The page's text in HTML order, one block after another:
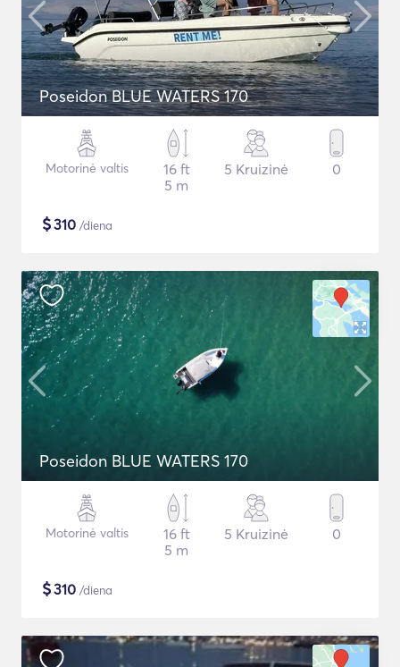
Poseidon BLUE WATERS 170
Motorinė valtis
16 ft
5 m
5 Kruizinė 0
$310 /diena
Poseidon BLUE WATERS 170
Motorinė valtis
16 ft
5 m
5 Kruizinė 0
$310 /diena